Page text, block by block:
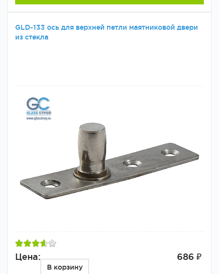
GLD-133 ось для верхней петли маятниковой двери
из стекла
Цена: 686 ₽
В корзину